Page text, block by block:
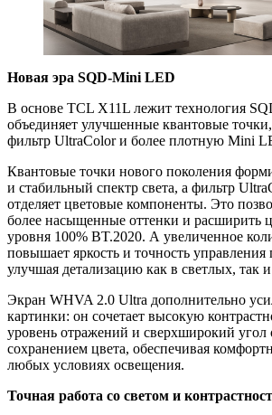
Новая эра SQD-Mini LED
В основе TCL X11L лежит технология
объединяет улучшенные квантовые
фильтр UltraColor и более плотную Mini
Квантовые точки нового поколения
и стабильный спектр света, а фильтр
отделяет цветовые компоненты. Это
более насыщенные оттенки и расширить
уровня 100% BT.2020. А увеличенное
повышает яркость и точность управления
улучшая детализацию как в светлых, так
Экран WHVA 2.0 Ultra дополнительно
картинки: он сочетает высокую
уровень отражений и сверхширокий угол
сохранением цвета, обеспечивая
любых условиях освещения.
Точная работа со светом и